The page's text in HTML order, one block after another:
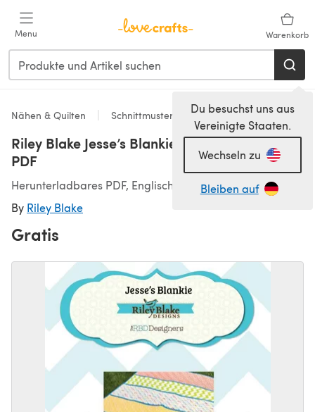
Menu Warenkorb
Du besuchst uns aus
Vereinigte Staaten.
Wechseln zu
Bleiben auf
Nähen & Quilten Schnittmuster & Quiltmuster
Riley Blake Jesse’s Blankie - Downloadable
PDF
Herunterladbares PDF, Englisch
By Riley Blake
Gratis